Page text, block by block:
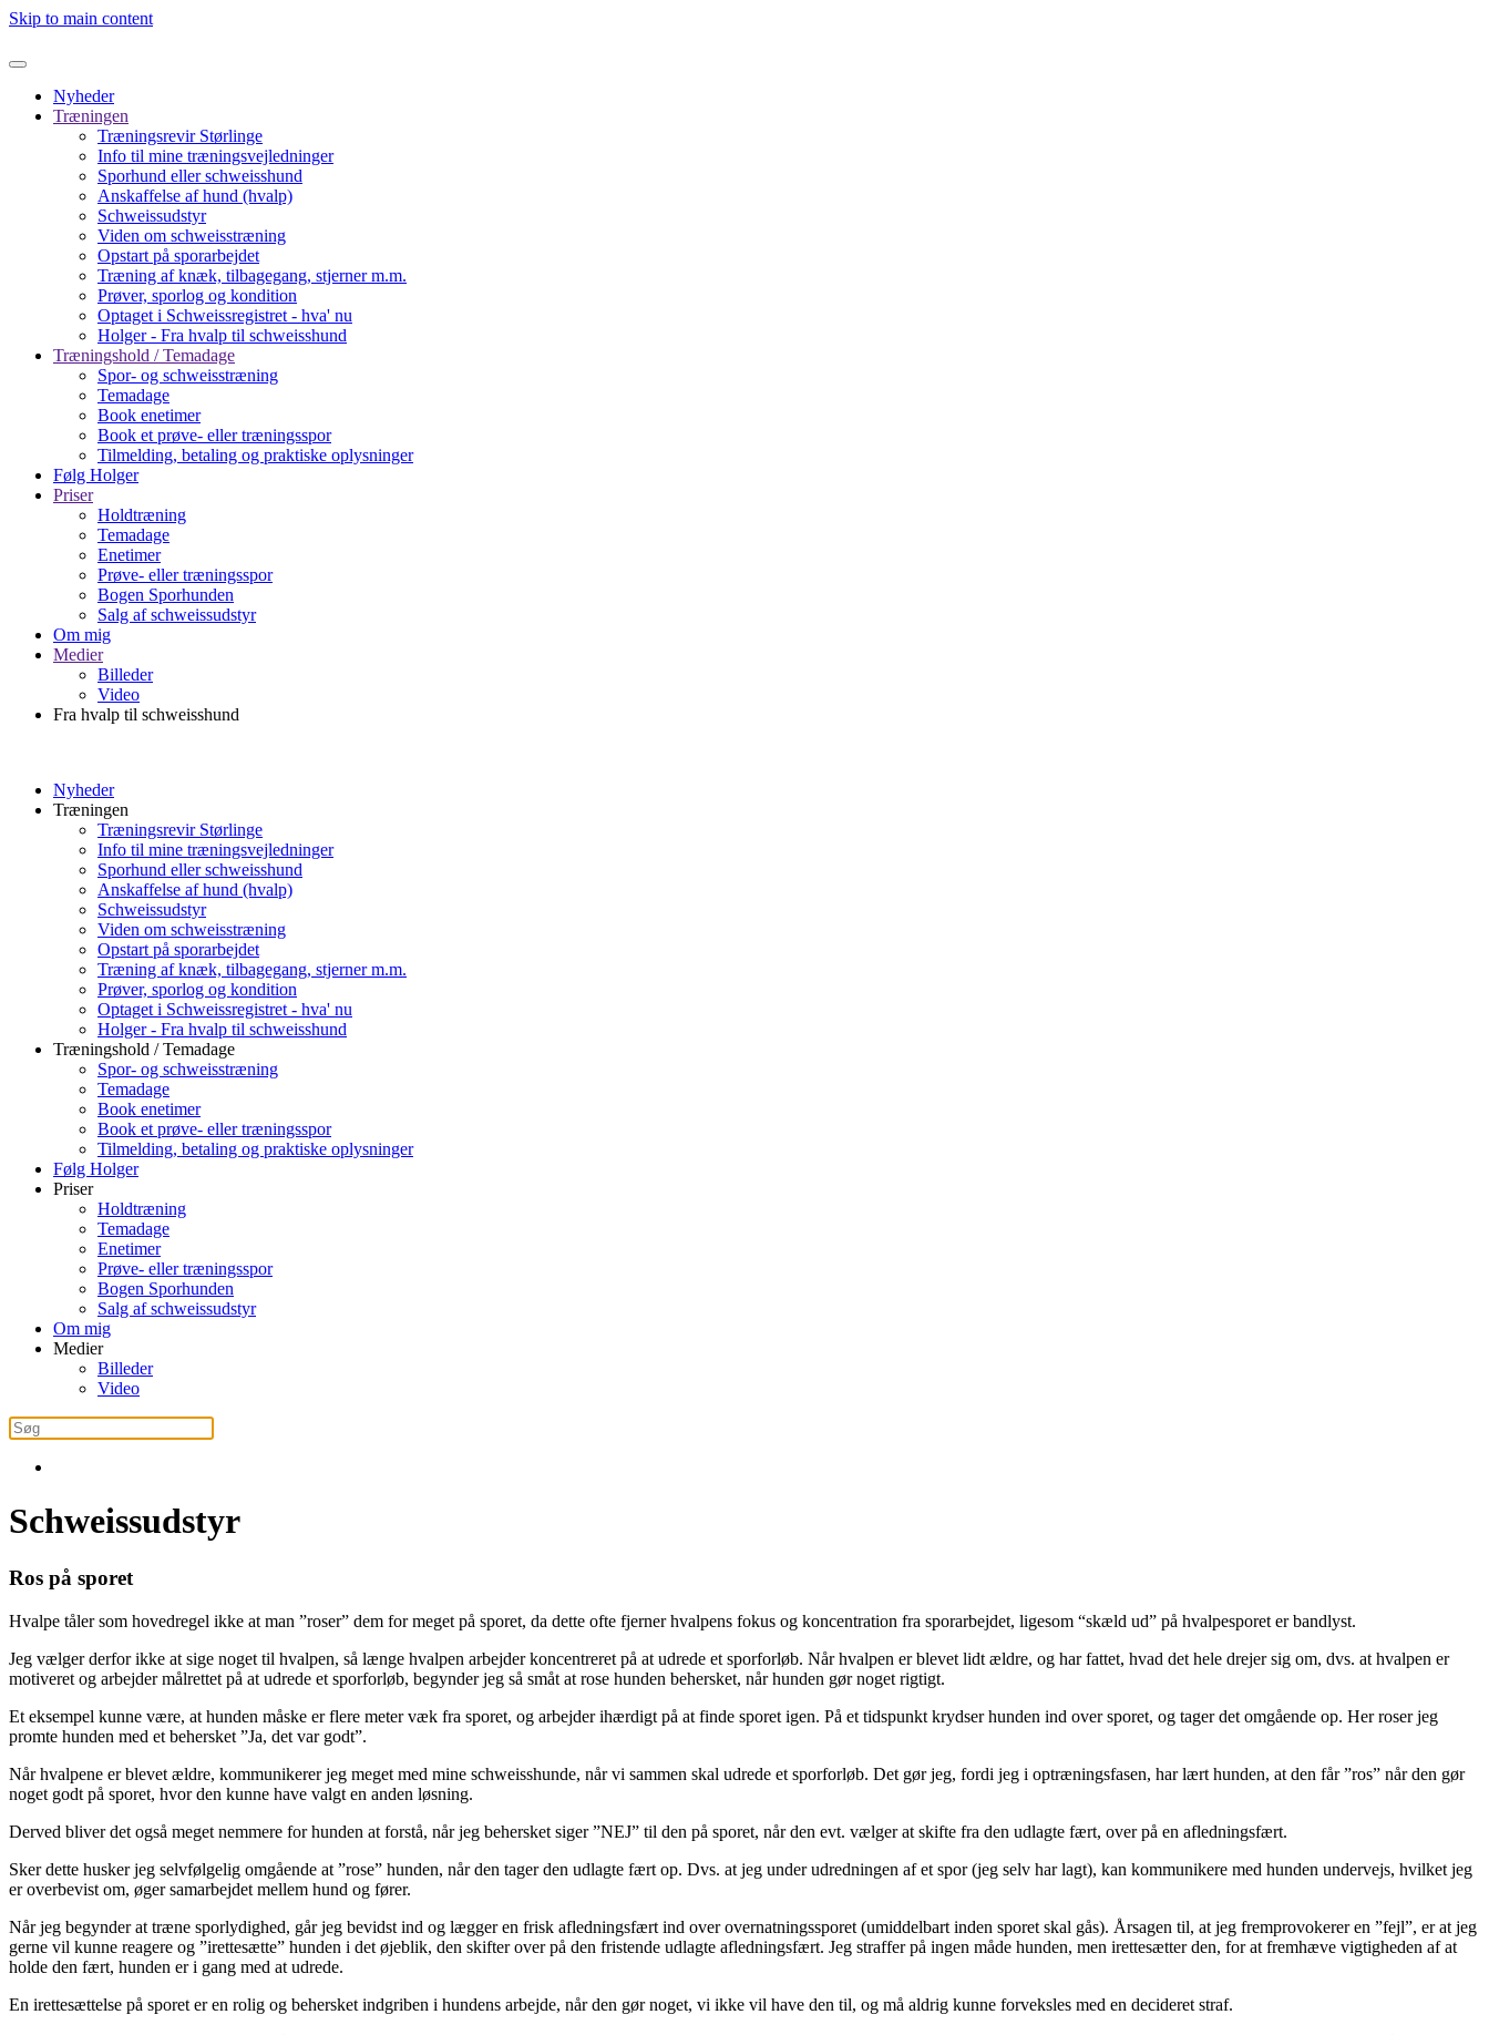
Skip to main content
Nyheder
Træningen
Træningsrevir Størlinge
Info til mine træningsvejledninger
Sporhund eller schweisshund
Anskaffelse af hund (hvalp)
Schweissudstyr
Viden om schweisstræning
Opstart på sporarbejdet
Træning af knæk, tilbagegang, stjerner m.m.
Prøver, sporlog og kondition
Optaget i Schweissregistret - hva' nu
Holger - Fra hvalp til schweisshund
Træningshold / Temadage
Spor- og schweisstræning
Temadage
Book enetimer
Book et prøve- eller træningsspor
Tilmelding, betaling og praktiske oplysninger
Følg Holger
Priser
Holdtræning
Temadage
Enetimer
Prøve- eller træningsspor
Bogen Sporhunden
Salg af schweissudstyr
Om mig
Medier
Billeder
Video
Fra hvalp til schweisshund
Nyheder
Træningen
Træningsrevir Størlinge
Info til mine træningsvejledninger
Sporhund eller schweisshund
Anskaffelse af hund (hvalp)
Schweissudstyr
Viden om schweisstræning
Opstart på sporarbejdet
Træning af knæk, tilbagegang, stjerner m.m.
Prøver, sporlog og kondition
Optaget i Schweissregistret - hva' nu
Holger - Fra hvalp til schweisshund
Træningshold / Temadage
Spor- og schweisstræning
Temadage
Book enetimer
Book et prøve- eller træningsspor
Tilmelding, betaling og praktiske oplysninger
Følg Holger
Priser
Holdtræning
Temadage
Enetimer
Prøve- eller træningsspor
Bogen Sporhunden
Salg af schweissudstyr
Om mig
Medier
Billeder
Video
Schweissudstyr
Ros på sporet
Hvalpe tåler som hovedregel ikke at man ”roser” dem for meget på sporet, da dette ofte fjerner hvalpens fokus og koncentration fra sporarbejdet, ligesom “skæld ud” på hvalpesporet er bandlyst.
Jeg vælger derfor ikke at sige noget til hvalpen, så længe hvalpen arbejder koncentreret på at udrede et sporforløb. Når hvalpen er blevet lidt ældre, og har fattet, hvad det hele drejer sig om, dvs. at hvalpen er
motiveret og arbejder målrettet på at udrede et sporforløb, begynder jeg så småt at rose hunden behersket, når hunden gør noget rigtigt.
Et eksempel kunne være, at hunden måske er flere meter væk fra sporet, og arbejder ihærdigt på at finde sporet igen. På et tidspunkt krydser hunden ind over sporet, og tager det omgående op. Her roser jeg
promte hunden med et behersket ”Ja, det var godt”.
Når hvalpene er blevet ældre, kommunikerer jeg meget med mine schweisshunde, når vi sammen skal udrede et sporforløb. Det gør jeg, fordi jeg i optræningsfasen, har lært hunden, at den får ”ros” når den gør
noget godt på sporet, hvor den kunne have valgt en anden løsning.
Derved bliver det også meget nemmere for hunden at forstå, når jeg behersket siger ”NEJ” til den på sporet, når den evt. vælger at skifte fra den udlagte fært, over på en afledningsfært.
Sker dette husker jeg selvfølgelig omgående at ”rose” hunden, når den tager den udlagte fært op. Dvs. at jeg under udredningen af et spor (jeg selv har lagt), kan kommunikere med hunden undervejs, hvilket jeg
er overbevist om, øger samarbejdet mellem hund og fører.
Når jeg begynder at træne sporlydighed, går jeg bevidst ind og lægger en frisk afledningsfært ind over overnatningssporet (umiddelbart inden sporet skal gås). Årsagen til, at jeg fremprovokerer en ”fejl”, er at jeg
gerne vil kunne reagere og ”irettesætte” hunden i det øjeblik, den skifter over på den fristende udlagte afledningsfært. Jeg straffer på ingen måde hunden, men irettesætter den, for at fremhæve vigtigheden af at
holde den fært, hunden er i gang med at udrede.
En irettesættelse på sporet er en rolig og behersket indgriben i hundens arbejde, når den gør noget, vi ikke vil have den til, og må aldrig kunne forveksles med en decideret straf.